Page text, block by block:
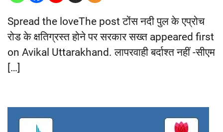
Spread the loveThe post टोंस नदी पुल के एप्रोच
रोड के क्षतिग्रस्त होने पर सरकार सख्त appeared first
on Avikal Uttarakhand. लापरवाही बर्दाश्त नहीं -सीएम
[…]